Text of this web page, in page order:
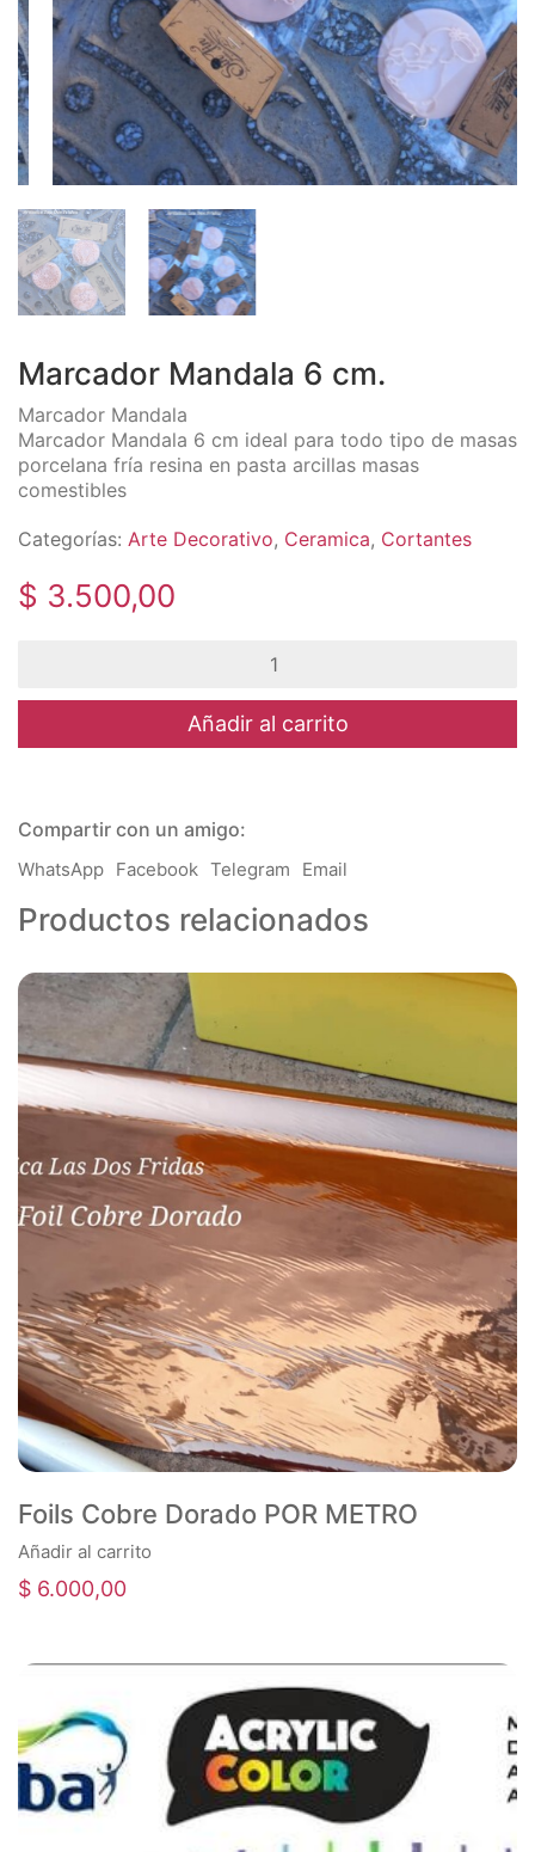
Marcador Mandala 6 cm.
Marcador Mandala
Marcador Mandala 6 cm ideal para todo tipo de masas
porcelana fría resina en pasta arcillas masas
comestibles
Categorías: Arte Decorativo, Ceramica, Cortantes
$ 3.500,00
6
Añadir al carrito
Compartir con un amigo:
WhatsApp Facebook Telegram Email
Productos relacionados
Foils Cobre Dorado POR METRO
Añadir al carrito
$ 6.000,00